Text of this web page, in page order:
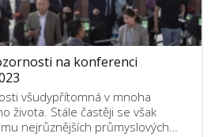
na konferenci
všudypřítomná v mnoha
života. Stále častěji se však
nejrůznějších průmyslových…